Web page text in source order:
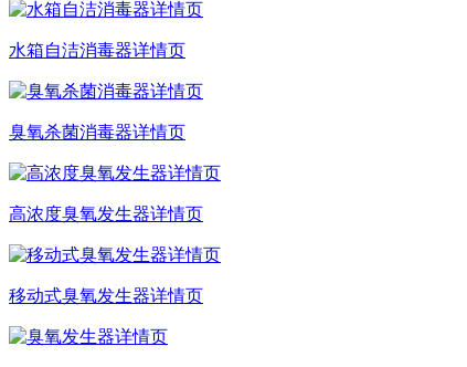
水箱自洁消毒器详情页
臭氧杀菌消毒器详情页
高浓度臭氧发生器详情页
移动式臭氧发生器详情页